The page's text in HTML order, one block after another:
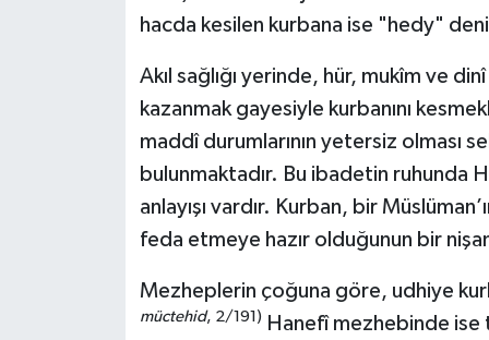
hacda kesilen kurbana ise "hedy"
Akıl sağlığı yerinde, hür, mukîm ve
kazanmak gayesiyle kurbanını
maddî durumlarının yetersiz olması
bulunmaktadır. Bu ibadetin ruhunda
anlayışı vardır. Kurban, bir
feda etmeye hazır olduğunun bir
Mezheplerin çoğuna göre, udhiye
müctehid, 2/191)Hanefî mezhebinde ise
Bolu Müftülüğü
Burdur Müftülüğü
Bursa Müftülüğü
Çankırı Müftülüğü
Makaleler
Duyurular
Bilim, Teknoloji